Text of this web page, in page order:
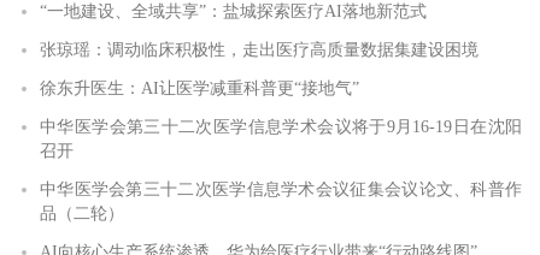
“一地建设、全域共享”：盐城探索医疗AI落地新范式
张琼瑶：调动临床积极性，走出医疗高质量数据集建设困境
徐东升医生：AI让医学减重科普更“接地气”
中华医学会第三十二次医学信息学术会议将于9月16-19日在沈阳
召开
中华医学会第三十二次医学信息学术会议征集会议论文、科普作
品（二轮）